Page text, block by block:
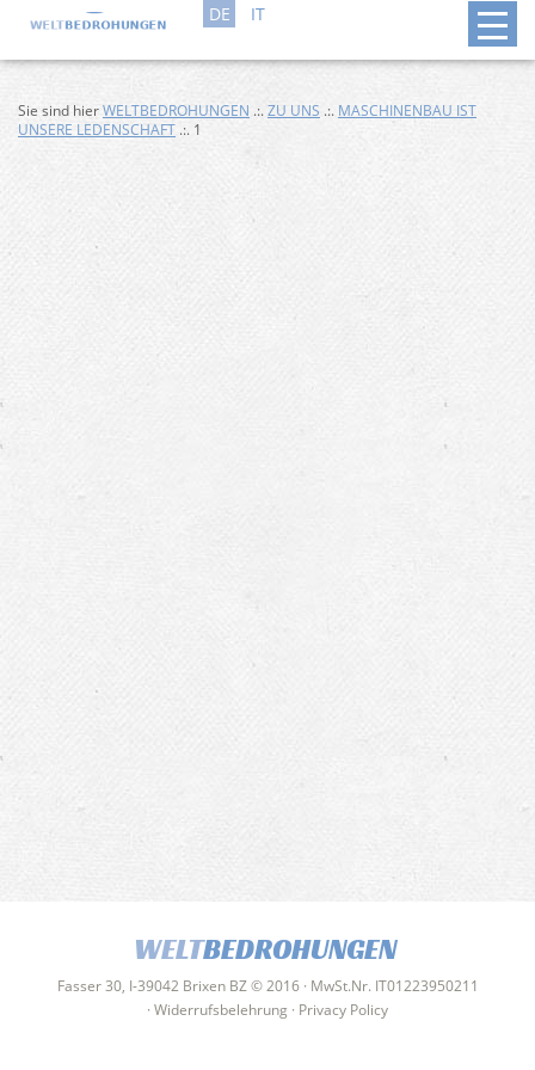
DE IT
Sie sind hierWELTBEDROHUNGEN .:.ZU UNS .:. MASCHINENBAU IST
UNSERE LEDENSCHAFT .:. 1
WELTBEDROHUNGEN
Fasser 30, I-39042 Brixen BZ © 2016 · MwSt.Nr. IT01223950211
· Widerrufsbelehrung · Privacy Policy